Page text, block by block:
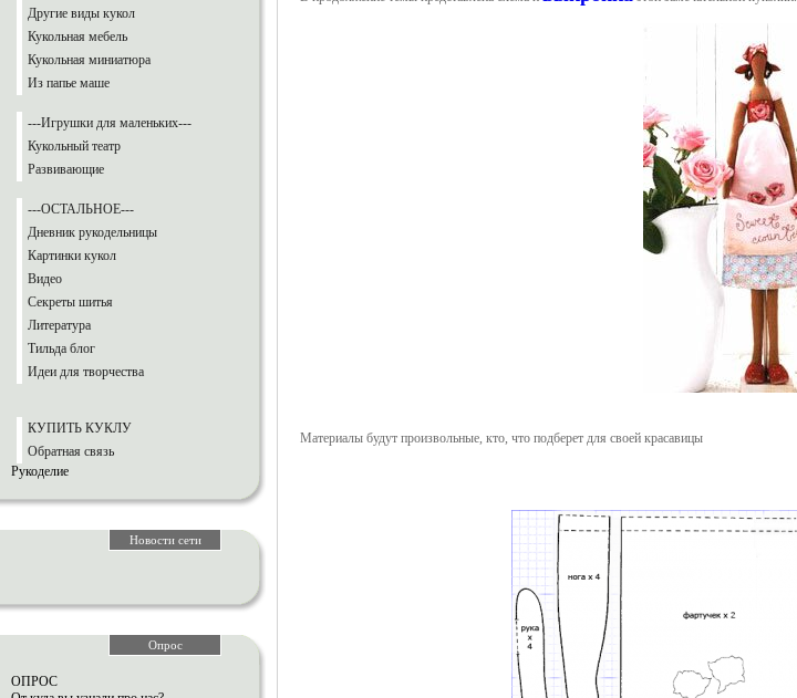
Другие виды кукол
Кукольная мебель
Кукольная миниатюра
Из папье маше
---Игрушки для маленьких---
Кукольный театр
Развивающие
---ОСТАЛЬНОЕ---
Дневник рукодельницы
Картинки кукол
Видео
Секреты шитья
Литература
Тильда блог
Идеи для творчества
КУПИТЬ КУКЛУ
Обратная связь
Рукоделие
Новости сети
Опрос
ОПРОС
Материалы будут произвольные, кто, что подберет для своей красавицы